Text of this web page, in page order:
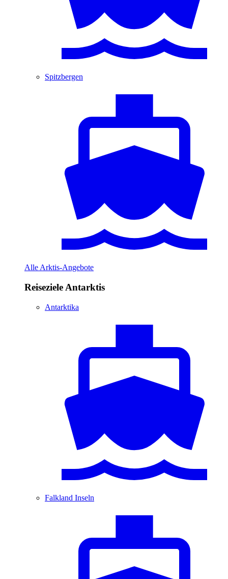
Spitzbergen
Alle Arktis-Angebote
Reiseziele Antarktis
Antarktika
Falkland Inseln